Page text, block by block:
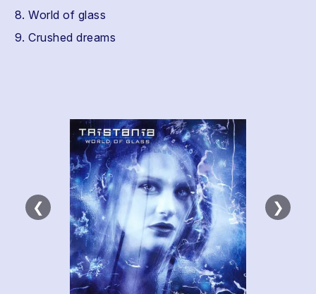
World of glass
Crushed dreams
❮ ❯